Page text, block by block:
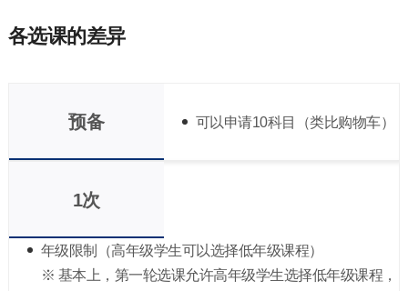
各选课的差异
预备 可以申请10科目（类比购物车）
1次
年级限制（高年级学生可以选择低年级课程）
※ 基本上，第一轮选课允许高年级学生选择低年级课程，